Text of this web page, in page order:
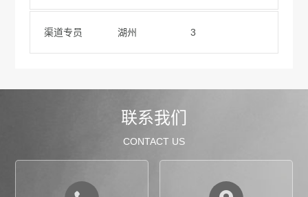
渠道专员 湖州 3
联系我们
CONTACT US